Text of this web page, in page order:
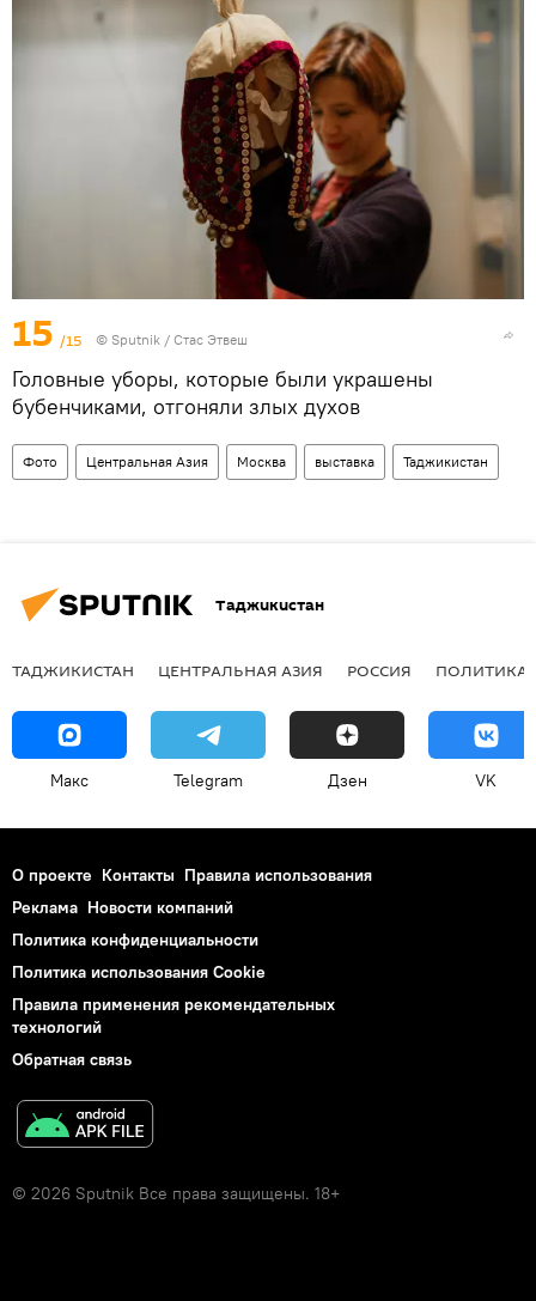
15 /15 © Sputnik / Стас Этвеш
Головные уборы, которые были украшены
бубенчиками, отгоняли злых духов
Фото Центральная Азия Москва выставка Таджикистан
Таджикистан
ТАДЖИКИСТАН ЦЕНТРАЛЬНАЯ АЗИЯ РОССИЯ ПОЛИТИКА
Макс Telegram Дзен VK
О проекте Контакты Правила использования
Реклама Новости компаний
Политика конфиденциальности
Политика использования Cookie
Правила применения рекомендательных
технологий
Обратная связь
© 2026 Sputnik Все права защищены. 18+